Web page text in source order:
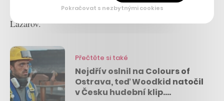
generální ředitel řetězce Orea Hotels & Resorts Gorjan
Lazarov.
Přečtěte si také
Nejdřív oslnil na Colours of
Ostrava, teď Woodkid natočil
v Česku hudební klip.
Pokračovat s nezbytnými cookies